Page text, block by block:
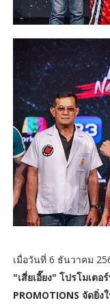
เมื่อวันที่ 6 ธันวาคม
"เสี่ยเอี๊ยง" โปรโมเต
PROMOTIONS จัดยิ่